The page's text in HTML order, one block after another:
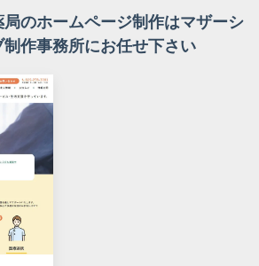
のホームページ制作はマザーシ
制作事務所にお任せ下さい